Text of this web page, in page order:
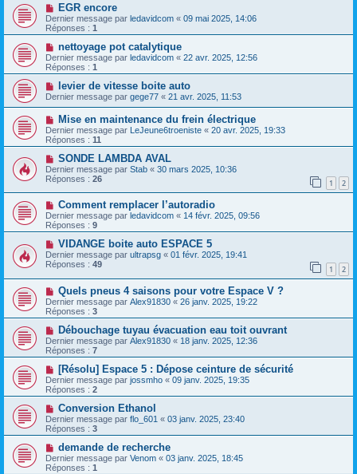
EGR encore
Dernier message par ledavidcom « 09 mai 2025, 14:06
Réponses : 1
nettoyage pot catalytique
Dernier message par ledavidcom « 22 avr. 2025, 12:56
Réponses : 1
levier de vitesse boite auto
Dernier message par gege77 « 21 avr. 2025, 11:53
Mise en maintenance du frein électrique
Dernier message par LeJeune6troeniste « 20 avr. 2025, 19:33
Réponses : 11
SONDE LAMBDA AVAL
Dernier message par Stab « 30 mars 2025, 10:36
Réponses : 26 1 2
Comment remplacer l’autoradio
Dernier message par ledavidcom « 14 févr. 2025, 09:56
Réponses : 9
VIDANGE boite auto ESPACE 5
Dernier message par ultrapsg « 01 févr. 2025, 19:41
Réponses : 49 1 2
Quels pneus 4 saisons pour votre Espace V ?
Dernier message par Alex91830 « 26 janv. 2025, 19:22
Réponses : 3
Débouchage tuyau évacuation eau toit ouvrant
Dernier message par Alex91830 « 18 janv. 2025, 12:36
Réponses : 7
[Résolu] Espace 5 : Dépose ceinture de sécurité
Dernier message par jossmho « 09 janv. 2025, 19:35
Réponses : 2
Conversion Ethanol
Dernier message par flo_601 « 03 janv. 2025, 23:40
Réponses : 3
demande de recherche
Dernier message par Venom « 03 janv. 2025, 18:45
Réponses : 1